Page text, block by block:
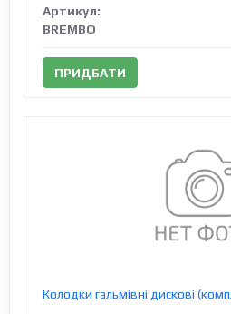
Артикул:
BREMBO
ПРИДБАТИ
Колодки гальмівні дискові